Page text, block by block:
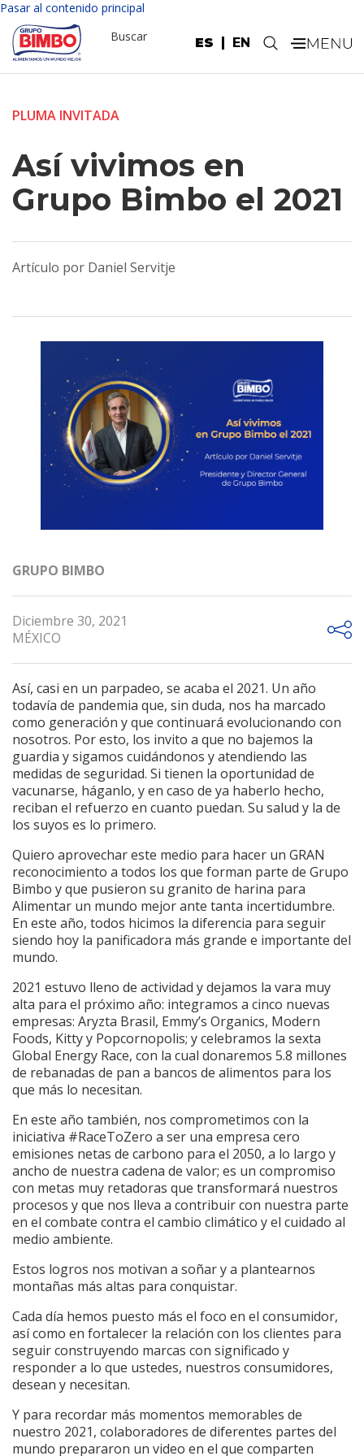
Pasar al contenido principal
ES EN
Buscar .
PLUMA INVITADA
Así vivimos en
Grupo Bimbo el 2021
Artículo por Daniel Servitje
GRUPO BIMBO
Diciembre 30, 2021
MÉXICO
Así, casi en un parpadeo, se acaba el 2021. Un año
todavía de pandemia que, sin duda, nos ha marcado
como generación y que continuará evolucionando con
nosotros. Por esto, los invito a que no bajemos la
guardia y sigamos cuidándonos y atendiendo las
medidas de seguridad. Si tienen la oportunidad de
vacunarse, háganlo, y en caso de ya haberlo hecho,
reciban el refuerzo en cuanto puedan. Su salud y la de
los suyos es lo primero.
Quiero aprovechar este medio para hacer un GRAN
reconocimiento a todos los que forman parte de Grupo
Bimbo y que pusieron su granito de harina para
Alimentar un mundo mejor ante tanta incertidumbre.
En este año, todos hicimos la diferencia para seguir
siendo hoy la panificadora más grande e importante del
mundo.
2021 estuvo lleno de actividad y dejamos la vara muy
alta para el próximo año: integramos a cinco nuevas
empresas: Aryzta Brasil, Emmy’s Organics, Modern
Foods, Kitty y Popcornopolis; y celebramos la sexta
Global Energy Race, con la cual donaremos 5.8 millones
de rebanadas de pan a bancos de alimentos para los
que más lo necesitan.
En este año también, nos comprometimos con la
iniciativa #RaceToZero a ser una empresa cero
emisiones netas de carbono para el 2050, a lo largo y
ancho de nuestra cadena de valor; es un compromiso
con metas muy retadoras que transformará nuestros
procesos y que nos lleva a contribuir con nuestra parte
en el combate contra el cambio climático y el cuidado al
medio ambiente.
Estos logros nos motivan a soñar y a plantearnos
montañas más altas para conquistar.
Cada día hemos puesto más el foco en el consumidor,
así como en fortalecer la relación con los clientes para
seguir construyendo marcas con significado y
responder a lo que ustedes, nuestros consumidores,
desean y necesitan.
Y para recordar más momentos memorables de
nuestro 2021, colaboradores de diferentes partes del
mundo prepararon un video en el que comparten